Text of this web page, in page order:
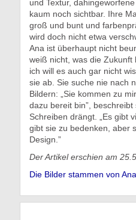
und Textur,
kaum noch sichtbar. Ihre
groß und bunt und
wird doch nicht etwa
Ana ist überhaupt nicht
weiß nicht, was die Zukunft
ich will es auch gar nicht
sie ab. Sie suche nie nach
Bildern: „Sie kommen zu
dazu bereit bin”,
Schreiben drängt. „Es gibt
gibt sie zu bedenken, aber
Design.”
Der Artikel erschien am
Die Bilder stammen von